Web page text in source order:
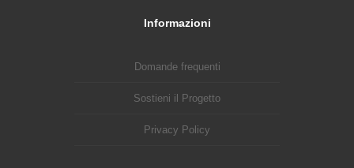
Informazioni
Domande frequenti
Sostieni il Progetto
Privacy Policy